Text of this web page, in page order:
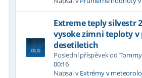
Extreme teply silvestr
vysoke zimni teploty v
desetiletich
Poslední příspěvek od
00:16
Napsal vExtrémy v